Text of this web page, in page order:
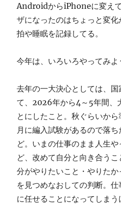
AndroidからiPhoneに変え
ザになったのはちょっと変
拍や睡眠を記録してる。
今年は、いろいろやってみよ
去年の一大決心としては、国
て、2026年から4～5年間、
とにしたこと。秋ぐらいか
月に編入試験があるので落
ど。いまの仕事のまま人生
ど、改めて自分と向き合う
分がやりたいこと・やりた
を見つめなおしての判断。
に任せることになってしま